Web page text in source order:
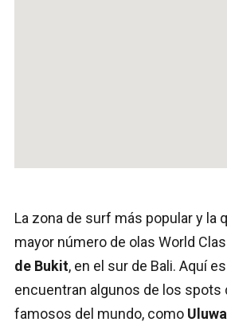
La zona de surf más popular y la
mayor número de olas World
de Bukit, en el sur de Bali. Aquí
encuentran algunos de los spots
famosos del mundo, como